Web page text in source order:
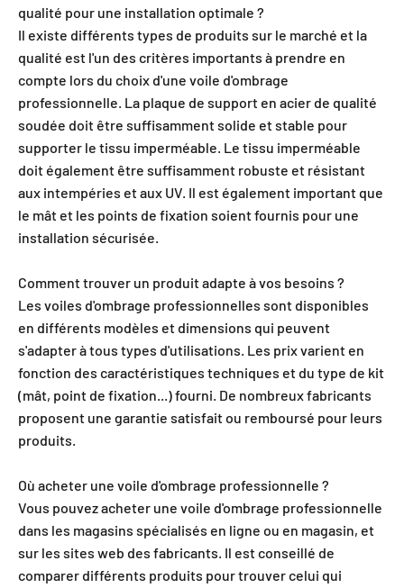
qualité pour une installation optimale ?
Il existe différents types de produits sur le marché et la
qualité est l'un des critères importants à prendre en
compte lors du choix d'une voile d'ombrage
professionnelle. La plaque de support en acier de qualité
soudée doit être suffisamment solide et stable pour
supporter le tissu imperméable. Le tissu imperméable
doit également être suffisamment robuste et résistant
aux intempéries et aux UV. Il est également important que
le mât et les points de fixation soient fournis pour une
installation sécurisée.
Comment trouver un produit adapte à vos besoins ?
Les voiles d'ombrage professionnelles sont disponibles
en différents modèles et dimensions qui peuvent
s'adapter à tous types d'utilisations. Les prix varient en
fonction des caractéristiques techniques et du type de kit
(mât, point de fixation...) fourni. De nombreux fabricants
proposent une garantie satisfait ou remboursé pour leurs
produits.
Où acheter une voile d'ombrage professionnelle ?
Vous pouvez acheter une voile d'ombrage professionnelle
dans les magasins spécialisés en ligne ou en magasin, et
sur les sites web des fabricants. Il est conseillé de
comparer différents produits pour trouver celui qui